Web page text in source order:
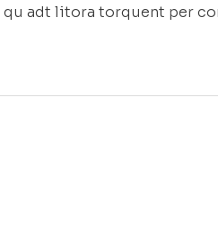
adt litora torquent per